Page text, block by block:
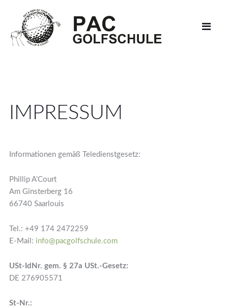
IMPRESSUM
Informationen gemäß Teledienstgesetz:
Phillip A’Court
Am Ginsterberg 16
66740 Saarlouis
Tel.: +49 174 2472259
E-Mail: info@pacgolfschule.com
USt-IdNr. gem. § 27a USt.-Gesetz:
DE 276905571
St-Nr.: